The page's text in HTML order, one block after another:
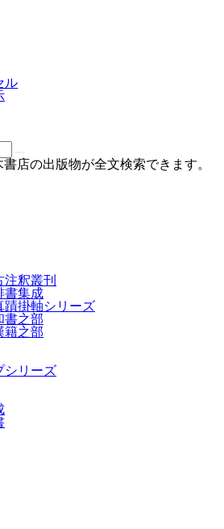
ル
店の出版物が全文検索できます。
釈叢刊
集成
掛軸シリーズ
之部
之部
シリーズ